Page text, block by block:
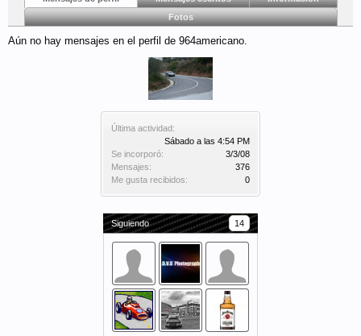
Última actividad:
Sábado a las 4:54 PM
Se incorporó:
3/3/08
Mensajes:
376
Me gusta recibidos:
0
Siguiendo 14
Fotos
Aún no hay mensajes en el perfil de 964americano.